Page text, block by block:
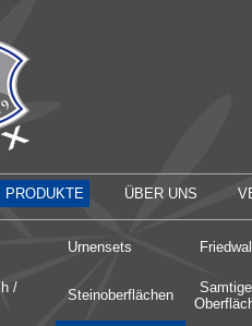
PRODUKTE ÜBER UNS
Urnensets
/
Steinoberflächen
Samtige